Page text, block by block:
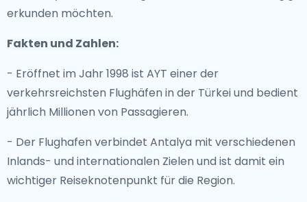
erkunden möchten.
Fakten und Zahlen:
- Eröffnet im Jahr 1998 ist AYT einer der
verkehrsreichsten Flughäfen in der Türkei und bedient
jährlich Millionen von Passagieren.
- Der Flughafen verbindet Antalya mit verschiedenen
Inlands- und internationalen Zielen und ist damit ein
wichtiger Reiseknotenpunkt für die Region.